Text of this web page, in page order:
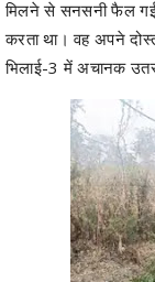
मिलने से सनसनी फैल
करता था। वह अपने
भिलाई-3 में अचानक